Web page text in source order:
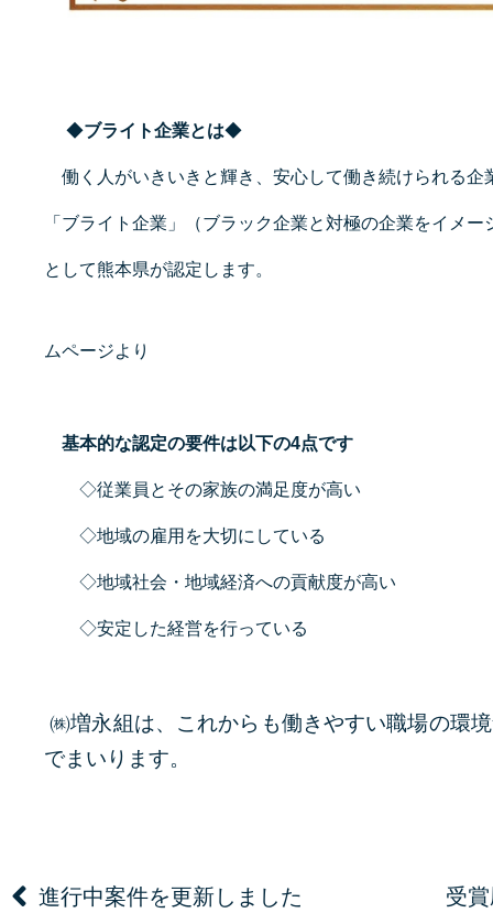
◆ブライト企業とは◆
働く人がいきいきと輝き、安心して働き続けられる企
「ブライト企業」（ブラック企業と対極の企業をイメ
として熊本県が認定します。
ムページより
基本的な認定の要件は以下の4点です
◇従業員とその家族の満足度が高い
◇地域の雇用を大切にしている
◇地域社会・地域経済への貢献度が高い
◇安定した経営を行っている
㈱増永組は、これからも働きやすい職場の環
でまいります。
進行中案件を更新しました 受